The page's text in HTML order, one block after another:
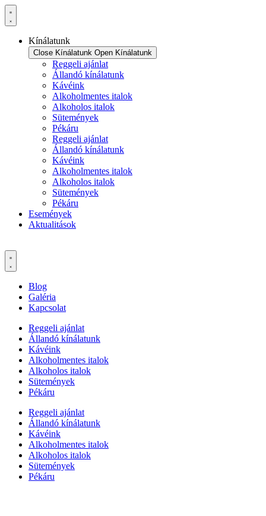
Ugrás
Kínálatunk
Close Kínálatunk Open Kínálatunk
Reggeli ajánlat
Állandó kínálatunk
Kávéink
Alkoholmentes italok
Alkoholos italok
Sütemények
Pékáru
Reggeli ajánlat
Állandó kínálatunk
Kávéink
Alkoholmentes italok
Alkoholos italok
Sütemények
Pékáru
Események
Aktualitások
Blog
Galéria
Kapcsolat
Reggeli ajánlat
Állandó kínálatunk
Kávéink
Alkoholmentes italok
Alkoholos italok
Sütemények
Pékáru
Reggeli ajánlat
Állandó kínálatunk
Kávéink
Alkoholmentes italok
Alkoholos italok
Sütemények
Pékáru